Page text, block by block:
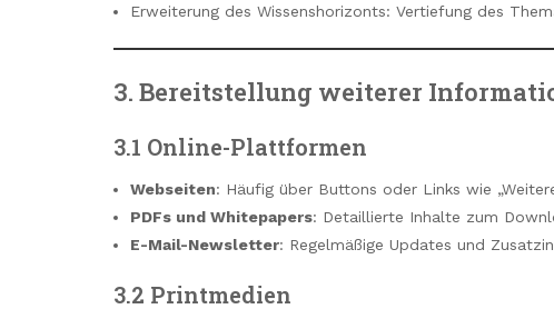
Erweiterung des Wissenshorizonts: Vertiefung des
3. Bereitstellung weiterer
3.1 Online-Plattformen
Webseiten: Häufig über Buttons oder Links wie
PDFs und Whitepapers: Detaillierte Inhalte zum
E-Mail-Newsletter: Regelmäßige Updates und
3.2 Printmedien